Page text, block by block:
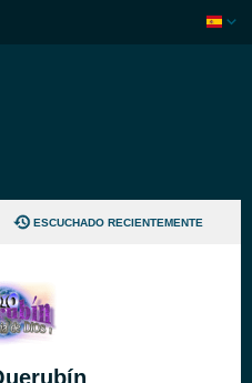
ESCUCHADO RECIENTEMENTE